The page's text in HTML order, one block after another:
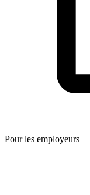
Pour les employeurs